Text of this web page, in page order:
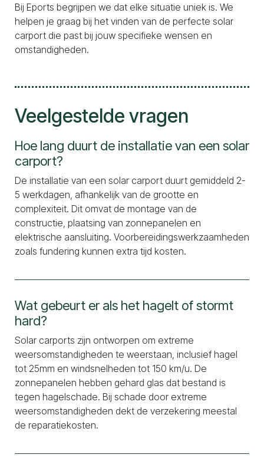
Bij Eports begrijpen we dat elke situatie uniek is. We
helpen je graag bij het vinden van de perfecte solar
carport die past bij jouw specifieke wensen en
omstandigheden.
Veelgestelde vragen
Hoe lang duurt de installatie van een solar
carport?
De installatie van een solar carport duurt gemiddeld 2-
5 werkdagen, afhankelijk van de grootte en
complexiteit. Dit omvat de montage van de
constructie, plaatsing van zonnepanelen en
elektrische aansluiting. Voorbereidingswerkzaamheden
zoals fundering kunnen extra tijd kosten.
Wat gebeurt er als het hagelt of stormt
hard?
Solar carports zijn ontworpen om extreme
weersomstandigheden te weerstaan, inclusief hagel
tot 25mm en windsnelheden tot 150 km/u. De
zonnepanelen hebben gehard glas dat bestand is
tegen hagelschade. Bij schade door extreme
weersomstandigheden dekt de verzekering meestal
de reparatiekosten.